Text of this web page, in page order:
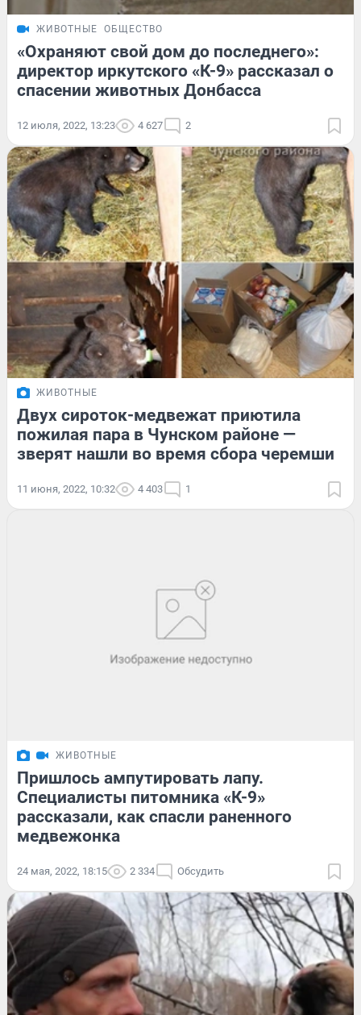
ЖИВОТНЫЕ ОБЩЕСТВО
«Охраняют свой дом до последнего»:
директор иркутского «К-9» рассказал о
спасении животных Донбасса
12 июля, 2022, 13:23 4 627 2
ЖИВОТНЫЕ
Двух сироток-медвежат приютила
пожилая пара в Чунском районе —
зверят нашли во время сбора черемши
11 июня, 2022, 10:32 4 403 1
ЖИВОТНЫЕ
Пришлось ампутировать лапу.
Специалисты питомника «К-9»
рассказали, как спасли раненного
медвежонка
24 мая, 2022, 18:15 2 334 Обсудить